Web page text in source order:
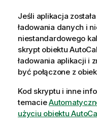
Jeśli aplikacja
ładowania danych i
niestandardowego
skrypt obiektu
ładowania aplikacji i
być połączone z
Kod skryptu i inne
temacie
użyciu obiektu